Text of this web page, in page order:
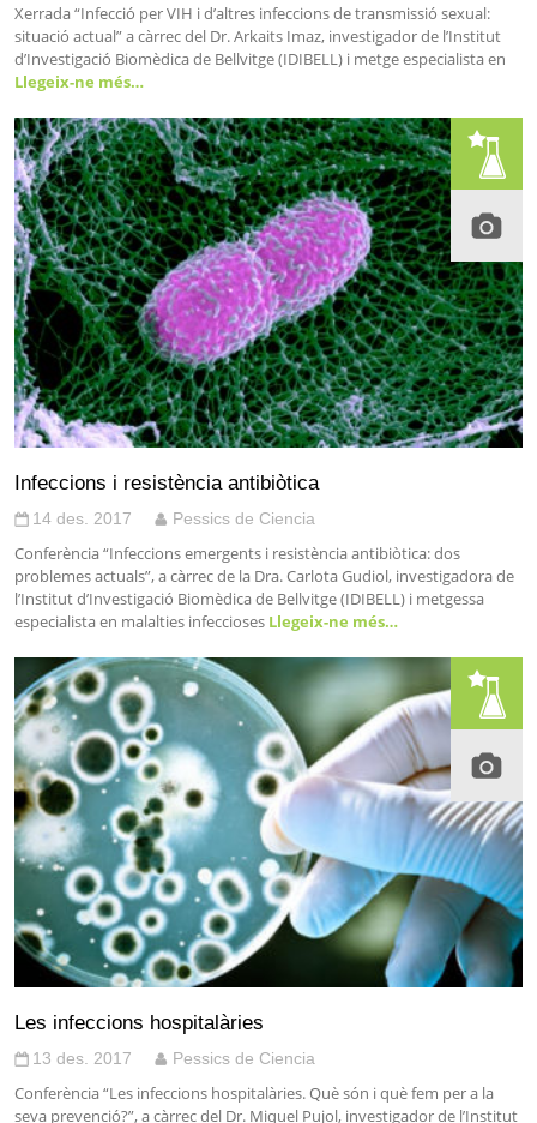
Xerrada “Infecció per VIH i d’altres infeccions de transmissió sexual:
situació actual” a càrrec del Dr. Arkaits Imaz, investigador de l’Institut
d’Investigació Biomèdica de Bellvitge (IDIBELL) i metge especialista en
Llegeix-ne més…
Infeccions i resistència antibiòtica
14 des. 2017 Pessics de Ciencia
Conferència “Infeccions emergents i resistència antibiòtica: dos
problemes actuals”, a càrrec de la Dra. Carlota Gudiol, investigadora de
l’Institut d’Investigació Biomèdica de Bellvitge (IDIBELL) i metgessa
especialista en malalties infeccioses Llegeix-ne més…
Les infeccions hospitalàries
13 des. 2017 Pessics de Ciencia
Conferència “Les infeccions hospitalàries. Què són i què fem per a la
seva prevenció?”, a càrrec del Dr. Miquel Pujol, investigador de l’Institut